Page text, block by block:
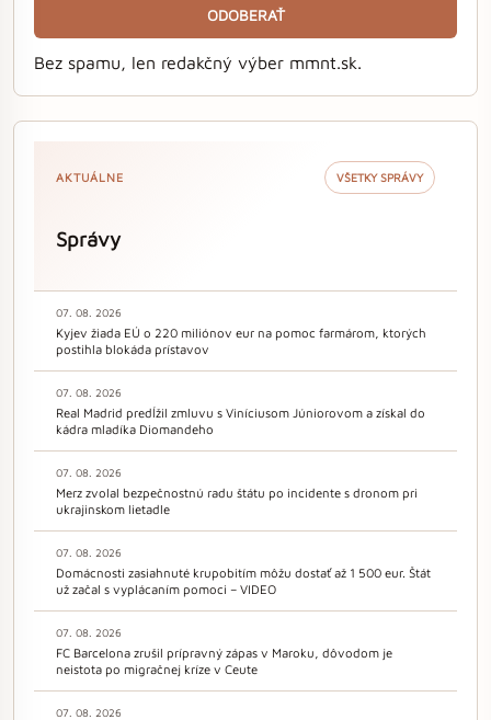
ODOBERAŤ
Bez spamu, len redakčný výber mmnt.sk.
AKTUÁLNE VŠETKY SPRÁVY
Správy
07. 08. 2026
Kyjev žiada EÚ o 220 miliónov eur na pomoc farmárom, ktorých
postihla blokáda prístavov
07. 08. 2026
Real Madrid predĺžil zmluvu s Viníciusom Júniorovom a získal do
kádra mladíka Diomandeho
07. 08. 2026
Merz zvolal bezpečnostnú radu štátu po incidente s dronom pri
ukrajinskom lietadle
07. 08. 2026
Domácnosti zasiahnuté krupobitím môžu dostať až 1 500 eur. Štát
už začal s vyplácaním pomoci – VIDEO
07. 08. 2026
FC Barcelona zrušil prípravný zápas v Maroku, dôvodom je
neistota po migračnej kríze v Ceute
07. 08. 2026